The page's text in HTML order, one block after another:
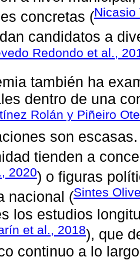
concretas (Nicasio
candidatos a
Redondo et al.,
también ha
dentro de una
Rolán y Piñeiro
son
tienden a
2020) o figuras
nacional (Sintes
los estudios
et al., 2018), que
continuo a lo